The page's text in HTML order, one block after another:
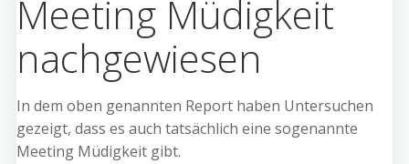
Meeting Müdigkeit
nachgewiesen
In dem oben genannten Report haben Untersuchen
gezeigt, dass es auch tatsächlich eine sogenannte
Meeting Müdigkeit gibt.